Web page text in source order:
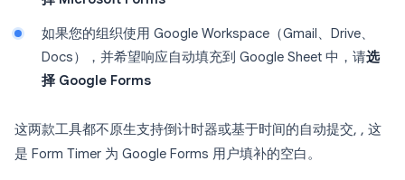
如果您的组织使用 Google Workspace（Gmail、Drive、
Docs），并希望响应自动填充到 Google Sheet 中，请选
择 Google Forms
这两款工具都不原生支持倒计时器或基于时间的自动提交, , 这
是 Form Timer 为 Google Forms 用户填补的空白。